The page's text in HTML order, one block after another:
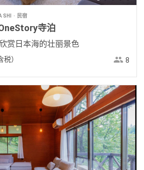
SHI 民宿
寺泊
赏日本海的壮丽景色
税） 8